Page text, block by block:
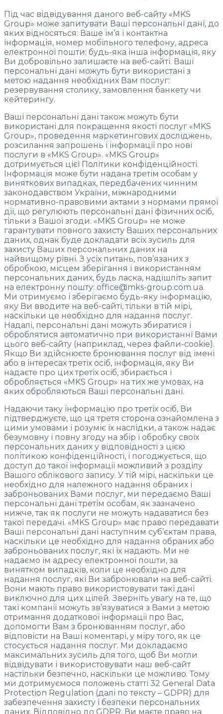
Під час відвідування даного веб-сайту «MKS
Group» може запитувати Ваші персональні дані, до
яких відносяться: Ваше ім’я і контактна
інформація, номер мобільного телефону, адреса
електронної пошти; будь-яка інша інформація, яку
Ви добровільно залишаєте на веб-сайті. Ваші
персональні дані можуть бути використані з
метою надання необхідних Вам послуг:
резервування столику, замовлення банкету чи
кейтерингу.
Ваші персональні дані також можуть бути
використані для покращення якості послуг «MKS
Group», проведення маркетингових досліджень,
розсилання запрошень і інформації про нові
послуги в «MKS Group». «MKS Group»
дотримується цієї Політики конфіденційності.
Інформація може бути надана третім особам у
виняткових випадках, передбачених чинним
законодавством України, міжнародними
нормативно-правовими актами з нормами прямої
дії, що регулюють персональні дані фізичних осіб,
тільки з Вашої згоди. «MKS Group» не може
гарантувати повного захисту Ваших персональних
даних, однак буде докладати всіх зусиль для
захисту Ваших персональних даних на
найвищому рівні. З усіх питань, пов’язаних з
обробкою, місцем зберігання і використанням
персональних даних, будь ласка, надішліть запит
на електронну пошту: office@mks-group.com.ua.
Ми отримуємо і зберігаємо будь-яку інформацію,
яку Ви вводите на веб-сайті, тільки в тій мірі,
наскільки це необхідно для надання послуг.
Надалі, персональні дані можуть збиратися і
оброблятися автоматично при використанні Вами
цього веб-сайту (наприклад, через файли-cookie).
Якщо Ви здійснюєте бронювання послуг від імені
або в інтересах третіх осіб, інформація, яку Ви
надаєте про цих третіх осіб, збирається і
обробляється «MKS Group» на тих же умовах, на
яких обробляються Ваші персональні дані.
Надаючи таку інформацію про третіх осіб, Ви
підтверджуєте, що ця третя сторона ознайомлена з
цими умовами і розуміє їх наслідки, а також надає
безумовну і повну згоду на збір і обробку своїх
персональних даних у відповідності з цією
політикою конфіденційності, і погоджується, що
доступ до такої інформації можливий з розділу
Вашого облікового запису. У тій мірі, наскільки це
необхідно для належного надання обраних і
заброньованих Вами послуг, ми передаємо Ваші
персональні дані третім особам, як зазначено
нижче, так як послуги не можуть надаватися без
такої передачі. «MKS Group» має право передавати
Ваші персональні дані наступним суб’єктам права,
наскільки це необхідно для надання обраних або
заброньованих послуг, які їх надають. Ми не
надаємо їм адресу електронної пошти, за
винятком випадків, коли це необхідно для
надання послуг, які Ви забронювали на веб-сайті.
Вони мають право використовувати такі дані
виключно для цих цілей. Зверніть увагу на те, що
такі компанії можуть зв’язуватися з Вами з метою
отримання додаткової інформації про Вас,
допомогти Вам з бронюванням послуг, або
відповісти на Ваші коментарі, у міру того, як це
стосується надання послуг. Ми докладаємо
максимальних зусиль для того, щоб Ви могли
відвідувати і використовувати наш веб-сайт
настільки безпечно, наскільки це можливо. Тому
ми дотримуємося положень статті 32 General Data
Protection Regulation (далі по тексту – GDPR) для
забезпечення захисту і безпеки персональних
даних. Відповідно до GDPR, Ви маєте право на